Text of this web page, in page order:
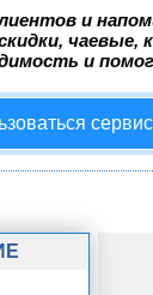
и
чаевые,
и